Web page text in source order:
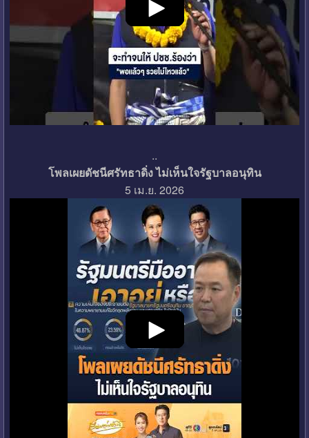
..
โพลเผยดัชนีศรัทธาดิ่ง ไม่เห็นใจรัฐบาลอนุทิน
5 เม.ย. 2026